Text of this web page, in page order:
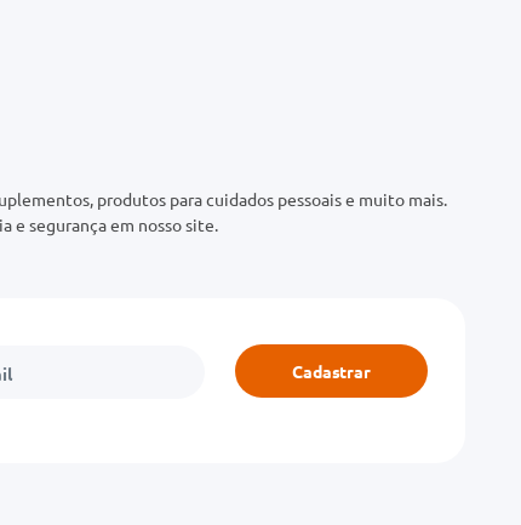
produtos para cuidados pessoais e muito mais.
e segurança em nosso site.
Cadastrar